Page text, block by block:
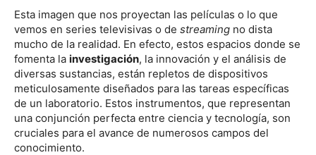
Esta imagen que nos proyectan las películas o lo que
vemos en series televisivas o de streaming no dista
mucho de la realidad. En efecto, estos espacios donde se
fomenta la investigación, la innovación y el análisis de
diversas sustancias, están repletos de dispositivos
meticulosamente diseñados para las tareas específicas
de un laboratorio. Estos instrumentos, que representan
una conjunción perfecta entre ciencia y tecnología, son
cruciales para el avance de numerosos campos del
conocimiento.